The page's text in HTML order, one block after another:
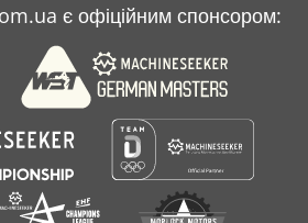
є офіційним спонсором: